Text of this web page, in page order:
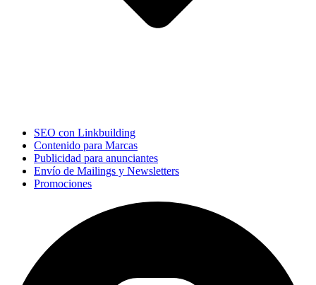
SEO con Linkbuilding
Contenido para Marcas
Publicidad para anunciantes
Envío de Mailings y Newsletters
Promociones